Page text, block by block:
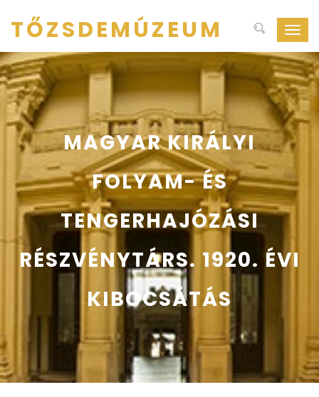
ki-
be
TŐZSDEMÚZEUM
MAGYAR KIRÁLYI
FOLYAM- ÉS
TENGERHAJÓZÁSI
RÉSZVÉNYTÁRS. 1920. ÉVI
KIBOCSÁTÁS